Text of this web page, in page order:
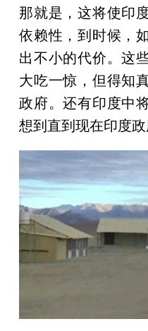
那就是，这将使印
依赖性，到时候，
出不小的代价。这
大吃一惊，但得知
政府。还有印度中
想到直到现在印度政